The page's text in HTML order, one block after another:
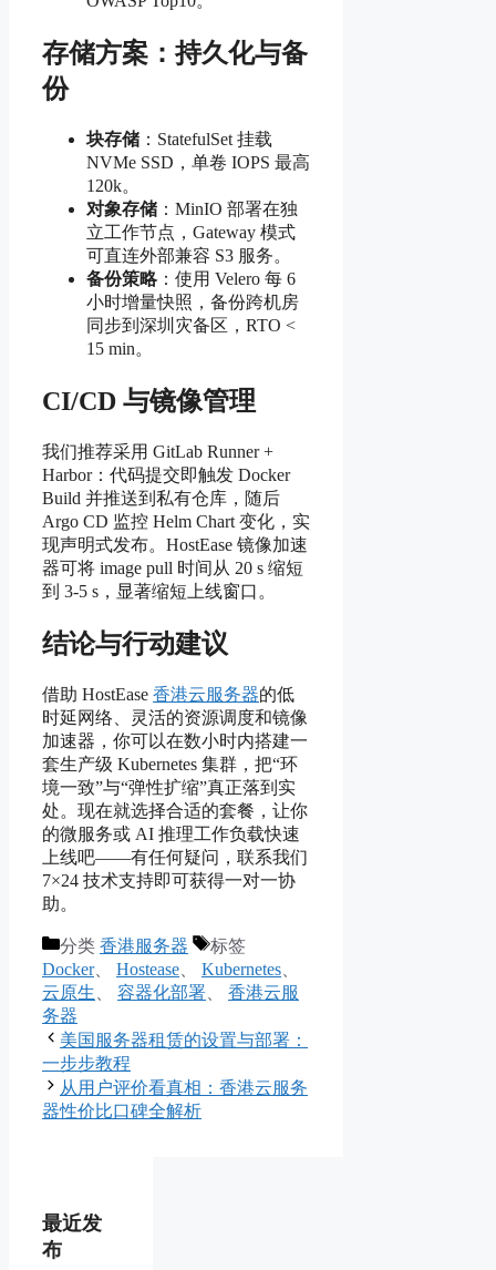
存储方案：持久化与备
份
块存储 ：StatefulSet 挂载
NVMe SSD，单卷 IOPS 最高
120k。
对象存储 ：MinIO 部署在独
立工作节点，Gateway 模式
可直连外部兼容 S3 服务。
备份策略：使用 Velero 每 6
小时增量快照，备份跨机房
同步到深圳灾备区，RTO <
15 min。
CI/CD 与镜像管理
我们推荐采用 GitLab Runner +
Harbor：代码提交即触发 Docker
Build 并推送到私有仓库，随后
Argo CD 监控 Helm Chart 变化，实
现声明式发布。HostEase 镜像加速
器可将 image pull 时间从 20 s 缩短
到 3-5 s，显著缩短上线窗口。
结论与行动建议
借助 HostEase 香港云服务器的低
时延网络、灵活的资源调度和镜像
加速器，你可以在数小时内搭建一
套生产级 Kubernetes 集群，把“环
境一致”与“弹性扩缩”真正落到实
处。现在就选择合适的套餐，让你
的微服务或 AI 推理工作负载快速
上线吧——有任何疑问，联系我们
7×24 技术支持即可获得一对一协
助。
分类 香港服务器
标签
Docker、 Hostease Kubernetes
云原生
容器化部署
香港云服
务器
美国服务器租赁的设置与部署：
一步步教程
从用户评价看真相：香港云服务
器性价比口碑全解析
最近发
布